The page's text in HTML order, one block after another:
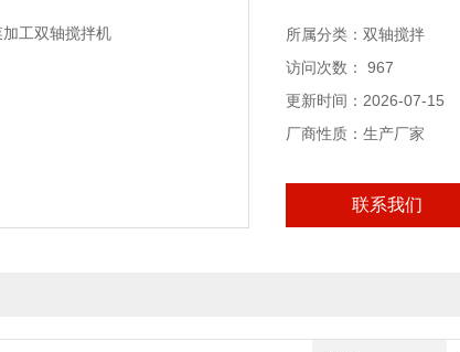
所属分类：双轴搅拌
访问次数： 967
更新时间：2026-07-15
厂商性质：生产厂家
联系我们